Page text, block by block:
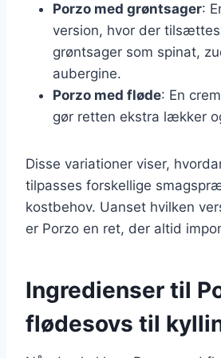
Porzo med grøntsager:
version, hvor der
grøntsager som spinat,
aubergine.
Porzo med fløde: En
gør retten ekstra lækker
Disse variationer viser,
tilpasses forskellige
kostbehov. Uanset hvilken
er Porzo en ret, der altid
Ingredienser til
flødesovs til